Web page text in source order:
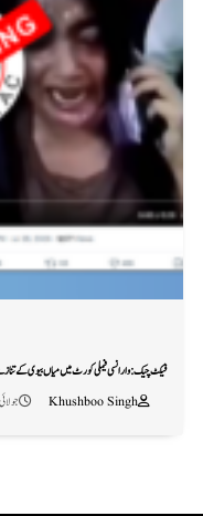
فیکٹ چیک: وارانسی فیملی کورٹ میں میاں بیوی کے
Khushboo Singh
جولائی 30, 2026